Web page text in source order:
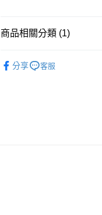
運送方式
商品相關分類 (1)
分享
客服